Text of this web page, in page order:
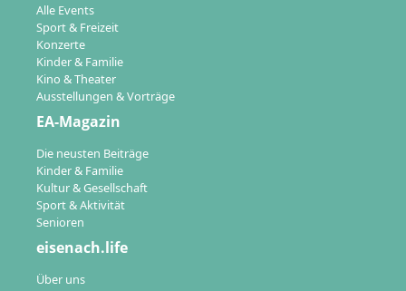
Alle Events
Sport & Freizeit
Konzerte
Kinder & Familie
Kino & Theater
Ausstellungen & Vorträge
EA-Magazin
Die neusten Beiträge
Kinder & Familie
Kultur & Gesellschaft
Sport & Aktivität
Senioren
eisenach.life
Über uns